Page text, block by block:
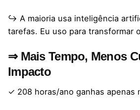
↪ A maioria usa inteligência
tarefas. Eu uso para transformar
⇒ Mais Tempo, Menos
Impacto
✓ 208 horas/ano ganhas apenas